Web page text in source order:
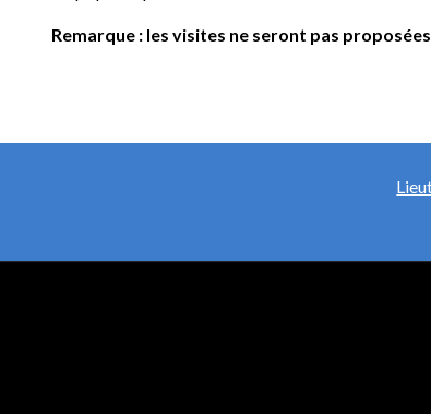
Remarque : les visites ne seront pas